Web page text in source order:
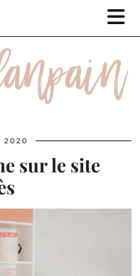
2020
sur le site